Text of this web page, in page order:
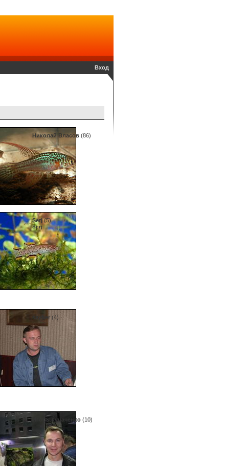
Вход
Николай Власов (86)
Serj(5)
Serj
sayber (4)
Игорь Куцаченко (10)